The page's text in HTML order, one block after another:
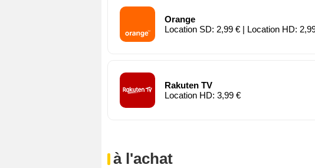
Orange
Location SD: 2,99 € | Location HD:
Rakuten TV
Location HD: 3,99 €
à l'achat